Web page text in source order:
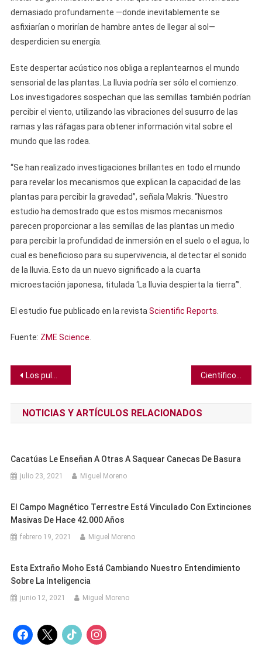
demasiado profundamente —donde inevitablemente se
asfixiarían o morirían de hambre antes de llegar al sol—
desperdicien su energía.
Este despertar acústico nos obliga a replantearnos el mundo
sensorial de las plantas. La lluvia podría ser sólo el comienzo.
Los investigadores sospechan que las semillas también podrían
percibir el viento, utilizando las vibraciones del susurro de las
ramas y las ráfagas para obtener información vital sobre el
mundo que las rodea.
“Se han realizado investigaciones brillantes en todo el mundo
para revelar los mecanismos que explican la capacidad de las
plantas para percibir la gravedad”, señala Makris. “Nuestro
estudio ha demostrado que estos mismos mecanismos
parecen proporcionar a las semillas de las plantas un medio
para percibir la profundidad de inmersión en el suelo o el agua, lo
cual es beneficioso para su supervivencia, al detectar el sonido
de la lluvia. Esto da un nuevo significado a la cuarta
microestación japonesa, titulada ‘La lluvia despierta la tierra’”.
El estudio fue publicado en la revista Scientific Reports
Fuente: ZME Science
Navegación
de
entradas
Los pulpos gigantes pudieron haber dominado los océanos hace 100 millones de años
NOTICIAS Y ARTÍCULOS RELACIONADOS
Cacatúas Le Enseñan A Otras A Saquear Canecas De Basura
julio 23, 2021 Miguel Moreno
El Campo Magnético Terrestre Está Vinculado Con Extinciones
Masivas De Hace 42.000 Años
febrero 19, 2021 Miguel Moreno
Esta Extraño Moho Está Cambiando Nuestro Entendimiento
Sobre La Inteligencia
junio 12, 2021 Miguel Moreno
facebook
x tiktok instagram